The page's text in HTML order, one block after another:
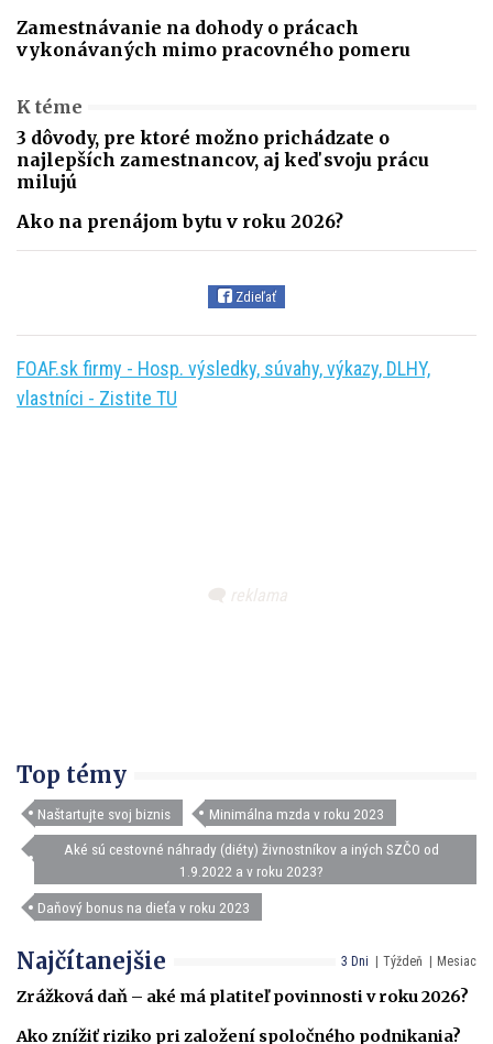
Zamestnávanie na dohody o prácach
vykonávaných mimo pracovného pomeru
K téme
3 dôvody, pre ktoré možno prichádzate o
najlepších zamestnancov, aj keď svoju prácu
milujú
Ako na prenájom bytu v roku 2026?
Zdieľať
FOAF.sk firmy - Hosp. výsledky, súvahy, výkazy, DLHY,
vlastníci - Zistite TU
Top témy
Naštartujte svoj biznis Minimálna mzda v roku 2023
Aké sú cestovné náhrady (diéty) živnostníkov a iných SZČO od
1.9.2022 a v roku 2023?
Daňový bonus na dieťa v roku 2023
3 Dni Týždeň Mesiac
Najčítanejšie
Zrážková daň – aké má platiteľ povinnosti v roku 2026?
Ako znížiť riziko pri založení spoločného podnikania?